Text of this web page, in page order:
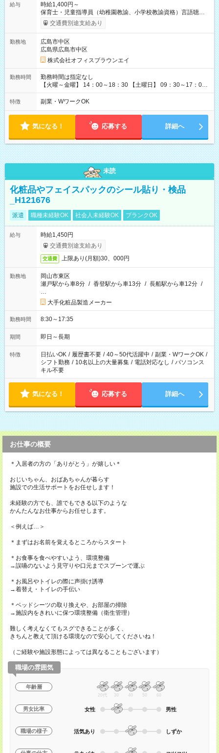
給与
時給1,400円～
保育士・児童指導員（幼稚園教諭、小学校教諭資格）言語聴覚
交通費別途支給あり
勤務地
広島市中区
広島県広島市中区
株式会社オフィスブラウンエイ
勤務時間
勤務時間は指定なし
【火曜～金曜】 14：00～18：30 【土曜日】 09：30～17：00
上記時間で4時間勤務 週2～5日の勤務（希望日時で休めます）
特徴 副業・WワークOK
気になる！ 応募する 詳細へ
未読
化粧品やフェイスパックのシール貼り・検品
_H121676
派遣 職種未経験OK 社会人未経験OK ブランクOK
給与
時給1,450円
交通費別途支給あり
交通費 上限あり(月額)30、000円
勤務地
岡山市東区
瀬戸駅から車8分 / 香登駅から車13分 / 長船駅から車12分 /
…
大手化粧品製造メーカー
勤務時間 8:30～17:35
期間 即日～長期
特徴 日払いOK / 履歴書不要 / 40～50代活躍中 / 副業・WワークOK /
シフト勤務 / 10名以上の大量募集 / 電話対応なし / パソコンス
キル不要
気になる！ 応募する 詳細へ
お仕事の概要
＊入居者の方の「ありがとう」が嬉しい＊
おじいちゃん、おばあちゃんが暮らす
施設での生活サポートをお任せします！
未経験の方でも、誰でもできる以下のような
かんたんなお仕事からお任せします。
＜例えば…＞
＊まずはお名前を覚えるところからスタート
＊お食事を食べやすいよう、環境整備
→誤嚥のないよう見守りや口元までスプーンで運ぶ
＊お風呂やトイレの際に声掛け誘導
→着替え・トイレの手伝い
＊ベッドシーツの取り換えや、お部屋の掃除
→施設内をきれいに保つ環境整備（衛生管理）
難しく考えなくてもスグできることが多く、
きちんと教えて頂ける環境なので安心してくださいね！
（ご経験や施設形態によっては異なることもございます）
職場の雰囲気
年齢層
20代 30 40 50 60
男女比率 女性 男性
職場の様子 活気あり しずか